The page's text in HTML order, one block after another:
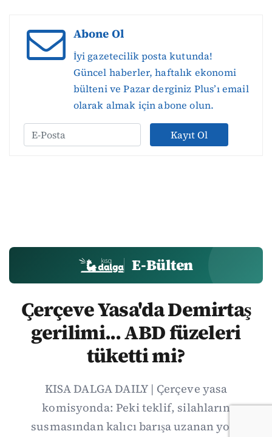
Abone Ol
İyi gazetecilik posta kutunda!
Güncel haberler, haftalık ekonomi
bülteni ve Pazar derginiz Plus’ı email
olarak almak için abone olun.
Kayıt Ol
E-Bülten
Çerçeve Yasa'da Demirtaş
gerilimi... ABD füzeleri
tüketti mi?
KISA DALGA DAILY | Çerçeve yasa
komisyonda: Peki teklif, silahların
susmasından kalıcı barışa uzanan yolu